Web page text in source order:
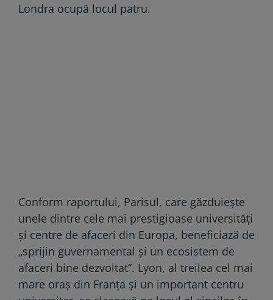
Londra ocupă locul patru.
Conform raportului, Parisul, care găzduiește
unele dintre cele mai prestigioase universități
și centre de afaceri din Europa, beneficiază de
„sprijin guvernamental și un ecosistem de
afaceri bine dezvoltat”. Lyon, al treilea cel mai
mare oraș din Franța și un important centru